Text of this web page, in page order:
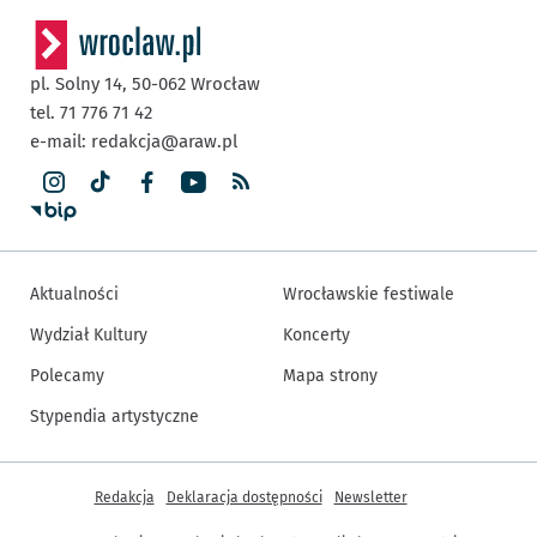
pl. Solny 14, 50-062 Wrocław
tel. 71 776 71 42
e-mail: redakcja@araw.pl
Aktualności
Wydział Kultury
Polecamy
Stypendia artystyczne
Wrocławskie festiwale
Koncerty
Mapa strony
Inne informacje
Redakcja Deklaracja dostępności Newsletter